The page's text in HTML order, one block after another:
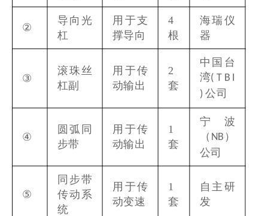
②
导向光
杠
用于支
撑导向
4
根
海瑞仪
器
③
滚珠丝
杠副
用于传
动输出
2
套
中国台
湾( T B I
)公司
④
圆弧同
步带
用于传
动输出
1
套
宁波
（ NB ）
公司
⑤
同步带
传动系
统
用于传
动变速
1
套
自主研
发